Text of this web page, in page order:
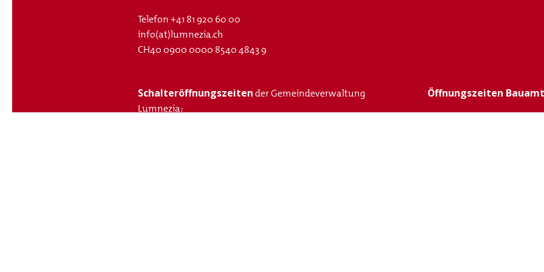
Telefon+41 81 920 60 00
info(at)lumnezia.ch
CH40 0900 0000 8540 4843 9
Schalteröffnungszeitender Gemeindeverwaltung
Lumnezia:
Öffnungszeiten Bauamt